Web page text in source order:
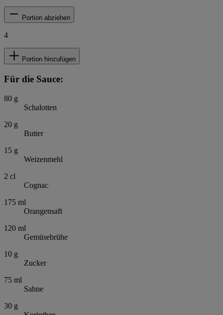
Portion abziehen
4
Portion hinzufügen
Für die Sauce:
80 g
Schalotten
20 g
Butter
15 g
Weizenmehl
2 cl
Cognac
175 ml
Orangensaft
120 ml
Gemüsebrühe
10 g
Zucker
75 ml
Sahne
30 g